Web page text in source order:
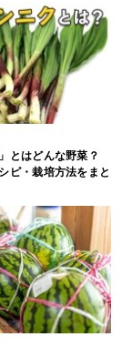
」とはどんな野菜？
ピ・栽培方法をまと